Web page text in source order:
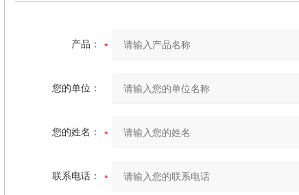
产品：
您的单位：
您的姓名：
联系电话：